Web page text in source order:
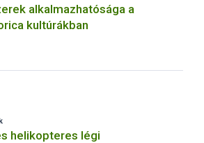
alkalmazhatósága a
kultúrákban
helikopteres légi